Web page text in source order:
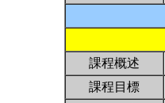
課程概述
課程目標